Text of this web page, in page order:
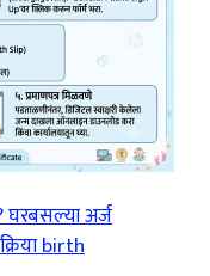
घरबसल्या अर्ज
birth